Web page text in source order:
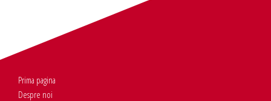
Prima pagina
Despre noi